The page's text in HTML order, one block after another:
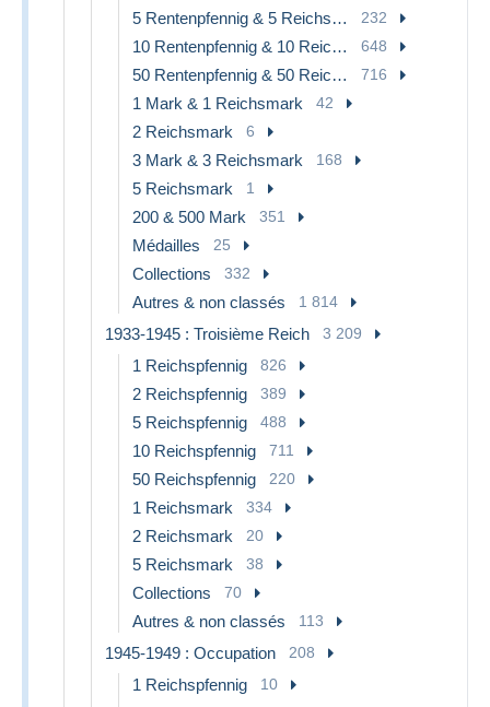
5 Rentenpfennig & 5 Reichspfennig 232
10 Rentenpfennig & 10 Reichspfennig 648
50 Rentenpfennig & 50 Reichspfennig 716
1 Mark & 1 Reichsmark 42
2 Reichsmark 6
3 Mark & 3 Reichsmark 168
5 Reichsmark 1
200 & 500 Mark 351
Médailles 25
Collections 332
Autres & non classés 1 814
1933-1945 : Troisième Reich 3 209
1 Reichspfennig 826
2 Reichspfennig 389
5 Reichspfennig 488
10 Reichspfennig 711
50 Reichspfennig 220
1 Reichsmark 334
2 Reichsmark 20
5 Reichsmark 38
Collections 70
Autres & non classés 113
1945-1949 : Occupation 208
1 Reichspfennig 10